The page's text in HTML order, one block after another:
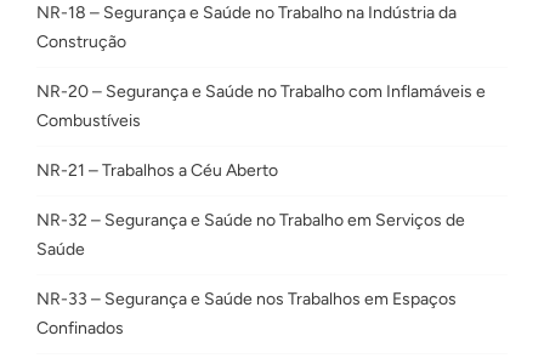
NR-18 – Segurança e Saúde no Trabalho na Indústria da
Construção
NR-20 – Segurança e Saúde no Trabalho com Inflamáveis e
Combustíveis
NR-21 – Trabalhos a Céu Aberto
NR-32 – Segurança e Saúde no Trabalho em Serviços de
Saúde
NR-33 – Segurança e Saúde nos Trabalhos em Espaços
Confinados